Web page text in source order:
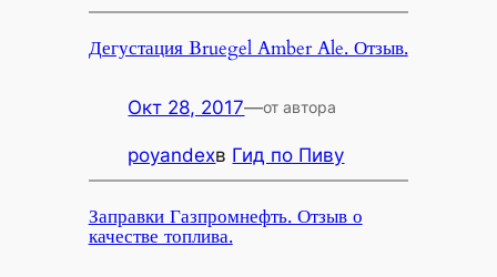
Дегустация Bruegel Amber Ale. Отзыв.
Окт 28, 2017—от автора
poyandexв Гид по Пиву
Заправки Газпромнефть. Отзыв о
качестве топлива.